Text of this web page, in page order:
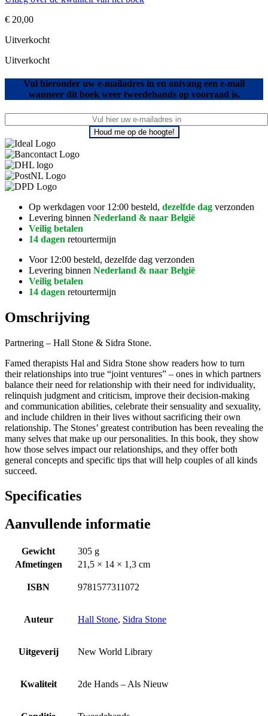
€ 20,00
Uitverkocht
Uitverkocht
Vul hieronder uw e-mailadres in en ontvang een e-mail
wanneer dit boek weer tweedehands op voorraad is.
Houd me op de hoogte!
Op werkdagen voor 12:00 besteld, dezelfde dag verzonden
Levering binnen Nederland & naar België
Veilig betalen
14 dagen retourtermijn
Voor 12:00 besteld, dezelfde dag verzonden
Levering binnen Nederland & naar België
Veilig betalen
14 dagen retourtermijn
Omschrijving
Partnering – Hall Stone & Sidra Stone.
Famed therapists Hal and Sidra Stone show readers how to turn
their relationships into true “joint ventures” – ones in which partners
balance their need for relationship with their need for individuality,
relinquish judgment and criticism, improve their decision-making
and communication abilities, celebrate their sensuality and sexuality,
and include children in their lives without sacrificing their own
relationship. The Stones’ greatest contribution has been revealing the
many selves that make up our personalities. In this book, they show
how those selves impact our relationships, and they offer both
general concepts and specific tips that will help couples of all kinds
succeed.
Specificaties
Aanvullende informatie
Gewicht
305 g
Afmetingen
21,5 × 14 × 1,3 cm
ISBN 9781577311072
Auteur Hall Stone, Sidra Stone
Uitgeverij New World Library
Kwaliteit 2de Hands – Als Nieuw